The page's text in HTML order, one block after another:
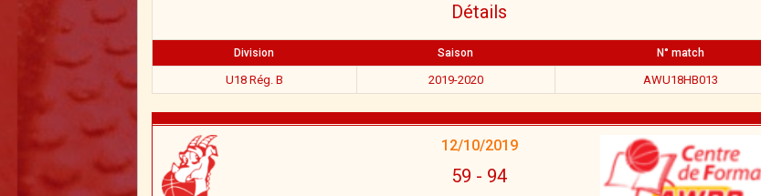
Détails
Division Saison N° match
U18 Rég. B 2019-2020 AWU18HB013
12/10/2019
59 - 94